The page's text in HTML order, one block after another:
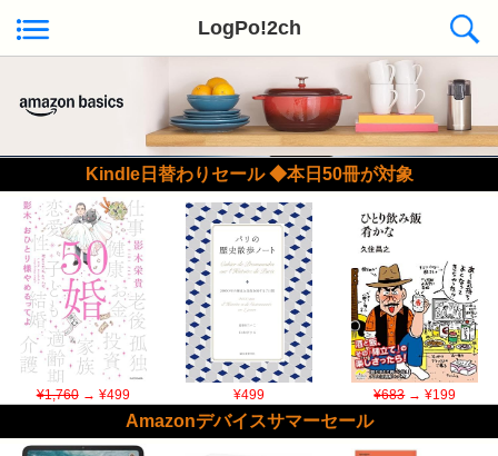
LogPo!2ch
Kindle日替わりセール ◆本日50冊が対象
¥1,760→ ¥499 ¥499 ¥683→ ¥199
Amazonデバイスサマーセール